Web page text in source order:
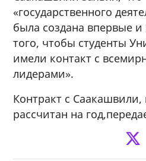
«государственного
была создана впервые и
того, чтобы студенты
имели контакт с
лидерами».
Контракт с Саакашвили,
рассчитан на